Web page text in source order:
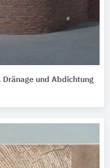
Dränage und Abdichtung